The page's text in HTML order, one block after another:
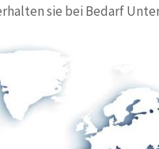
sie bei Bedarf